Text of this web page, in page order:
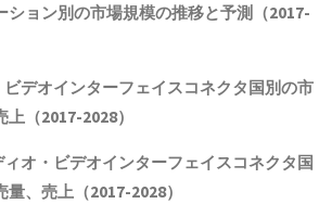
ション別の市場規模の推移と予測（2017-
デオインターフェイスコネクタ国別の市
上（2017-2028）
ィオ・ビデオインターフェイスコネクタ国
、売上（2017-2028）